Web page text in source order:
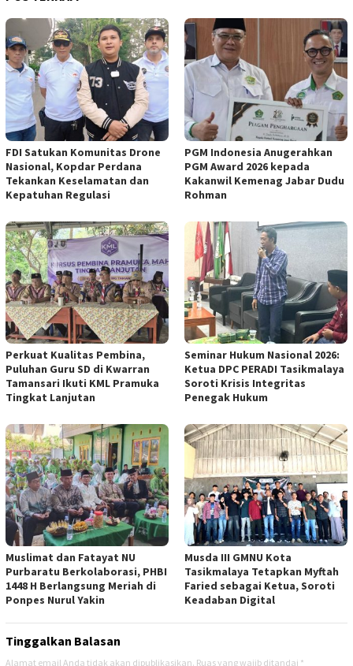
FDI Satukan Komunitas Drone
Nasional, Kopdar Perdana
Tekankan Keselamatan dan
Kepatuhan Regulasi
PGM Indonesia Anugerahkan
PGM Award 2026 kepada
Kakanwil Kemenag Jabar Dudu
Rohman
Perkuat Kualitas Pembina,
Puluhan Guru SD di Kwarran
Tamansari Ikuti KML Pramuka
Tingkat Lanjutan
Seminar Hukum Nasional 2026:
Ketua DPC PERADI Tasikmalaya
Soroti Krisis Integritas
Penegak Hukum
Muslimat dan Fatayat NU
Purbaratu Berkolaborasi, PHBI
1448 H Berlangsung Meriah di
Ponpes Nurul Yakin
Musda III GMNU Kota
Tasikmalaya Tetapkan Myftah
Faried sebagai Ketua, Soroti
Keadaban Digital
Tinggalkan Balasan
Alamat email Anda tidak akan dipublikasikan. Ruas yang wajib ditandai *